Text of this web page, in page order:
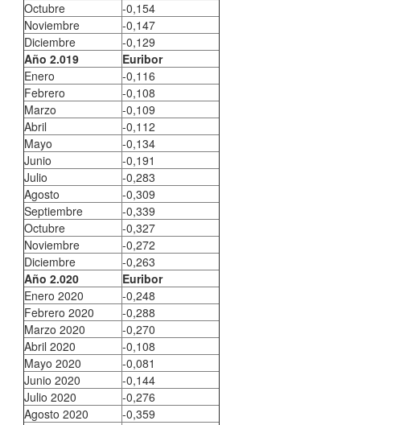
Octubre
-0,154
Noviembre
-0,147
Diciembre
-0,129
Año 2.019
Euribor
Enero
-0,116
Febrero
-0,108
Marzo
-0,109
Abril
-0,112
Mayo
-0,134
Junio
-0,191
Julio
-0,283
Agosto
-0,309
Septiembre
-0,339
Octubre
-0,327
Noviembre
-0,272
Diciembre
-0,263
Año 2.020
Euribor
Enero 2020
-0,248
Febrero 2020
-0,288
Marzo 2020
-0,270
Abril 2020
-0,108
Mayo 2020
-0,081
Junio 2020
-0,144
Julio 2020
-0,276
Agosto 2020
-0,359